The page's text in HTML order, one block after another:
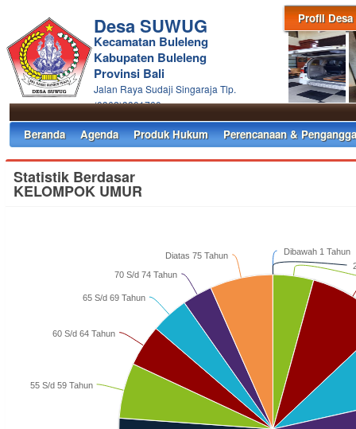
Profil Desa
Desa SUWUG
Kecamatan Buleleng
Kabupaten Buleleng
Provinsi Bali
Jalan Raya Sudaji Singaraja Tlp.
(0362)3301760
Beranda Agenda Produk Hukum Perencanaan &
Statistik Berdasar
KELOMPOK UMUR
Dibawah 1 Tahun
55 S/d 59 Tahun
60 S/d 64 Tahun
65 S/d 69 Tahun
70 S/d 74 Tahun
Diatas 75 Tahun